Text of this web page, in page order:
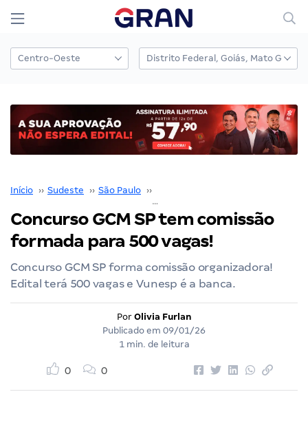
Início ›› Sudeste ›› São Paulo ››
Concurso GCM SP tem comissão
formada para 500 vagas!
Concurso GCM SP forma comissão organizadora!
Edital terá 500 vagas e Vunesp é a banca.
Por Olivia Furlan
Publicado em 09/01/26
1 min. de leitura
0 0